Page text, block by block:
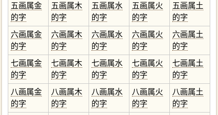
五画属金
的字
五画属木
的字
五画属水
的字
五画属火
的字
五画属土
的字
六画属金
的字
六画属木
的字
六画属水
的字
六画属火
的字
六画属土
的字
七画属金
的字
七画属木
的字
七画属水
的字
七画属火
的字
七画属土
的字
八画属金
的字
八画属木
的字
八画属水
的字
八画属火
的字
八画属土
的字